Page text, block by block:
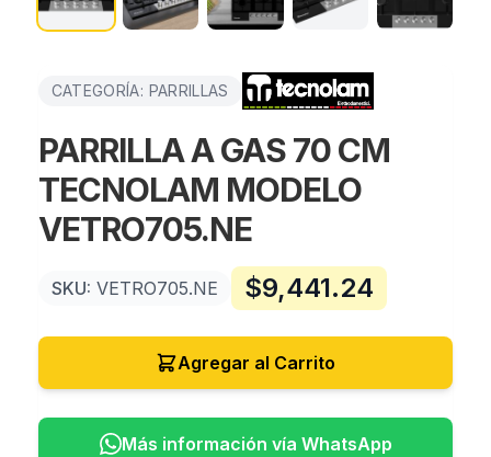
CATEGORÍA: PARRILLAS
PARRILLA A GAS 70 CM
TECNOLAM MODELO
VETRO705.NE
SKU: VETRO705.NE $9,441.24
Agregar al Carrito
Más información vía WhatsApp